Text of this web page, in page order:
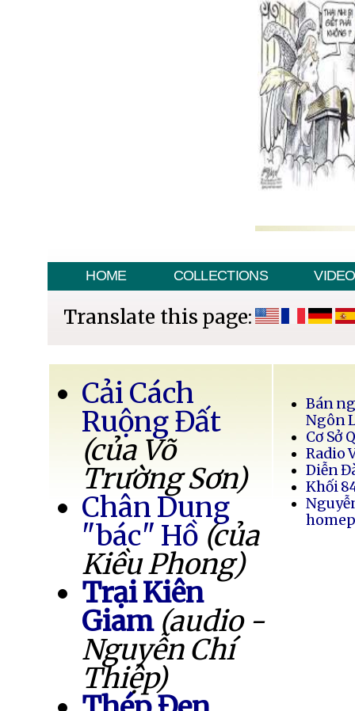
HOME COLLECTIONS VIDEO
Translate this page:
Cải Cách
Ruộng Đất
(của Võ
Trường Sơn)
Chân Dung
"bác" Hồ (của
Kiều Phong)
Trại Kiên
Giam (audio -
Nguyễn Chí
Thiệp)
Bán
Ngôn
Cơ Sở
Radio
Diễn
Khối